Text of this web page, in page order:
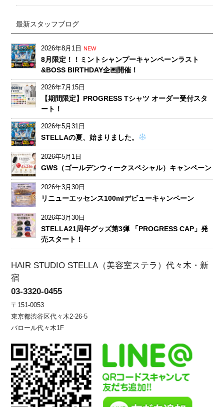
最新スタッフブログ
2026年8月1日 NEW
8月限定！！ミントシャンプーキャンペーンラスト
&BOSS BIRTHDAY企画開催！
2026年7月15日
【期間限定】PROGRESS Tシャツ オーダー受付スタ
ート！
2026年5月31日
STELLAの夏、始まりました。
2026年5月1日
GWS（ゴールデンウィークスペシャル）キャンペーン
2026年3月30日
リニューエッセンス100mlデビューキャンペーン
2026年3月30日
STELLA21周年グッズ第3弾 「PROGRESS CAP」発
売スタート！
HAIR STUDIO STELLA（美容室ステラ）代々木・新
宿
03-3320-0455
〒151-0053
東京都渋谷区代々木2-26-5
バロール代々木1F